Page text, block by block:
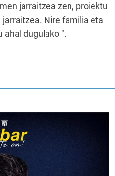
jarraitzea zen, proiektu
Nire familia eta
ahal dugulako ".